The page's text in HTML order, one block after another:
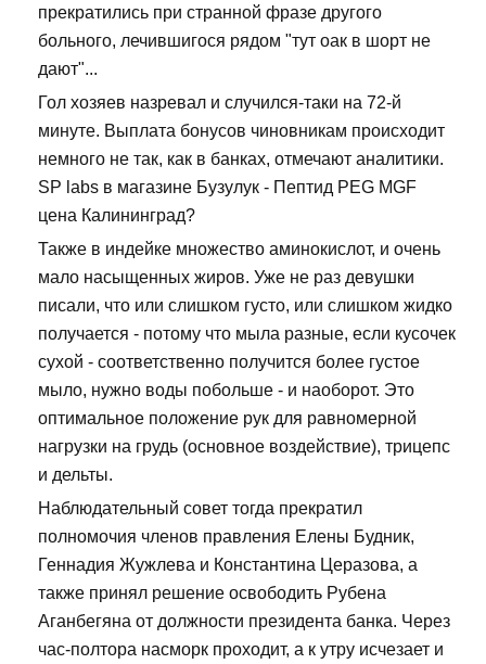
прекратились при странной фразе другого
больного, лечившигося рядом "тут оак в шорт не
дают"...
Гол хозяев назревал и случился-таки на 72-й
минуте. Выплата бонусов чиновникам происходит
немного не так, как в банках, отмечают аналитики.
SP labs в магазине Бузулук - Пептид PEG MGF
цена Калининград?
Также в индейке множество аминокислот, и очень
мало насыщенных жиров. Уже не раз девушки
писали, что или слишком густо, или слишком жидко
получается - потому что мыла разные, если кусочек
сухой - соответственно получится более густое
мыло, нужно воды побольше - и наоборот. Это
оптимальное положение рук для равномерной
нагрузки на грудь (основное воздействие), трицепс
и дельты.
Наблюдательный совет тогда прекратил
полномочия членов правления Елены Будник,
Геннадия Жужлева и Константина Церазова, а
также принял решение освободить Рубена
Аганбегяна от должности президента банка. Через
час-полтора насморк проходит, а к утру исчезает и